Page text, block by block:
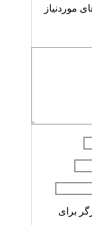
موردنیاز
برای